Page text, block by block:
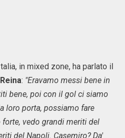
in mixed zone, ha parlato il
: "Eravamo messi bene in
bene, poi con il gol ci siamo
loro porta, possiamo fare
vedo grandi meriti del
del Napoli. Casemiro? Da'